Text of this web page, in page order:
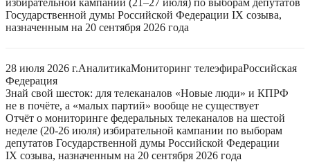
избирательной кампании (21–27 июля) по выборам депутатов
Государственной думы Российской Федерации IX созыва,
назначенным на 20 сентября 2026 года
28 июля 2026 г.АналитикаМониторинг телеэфираРоссийская
Федерация
Знай свой шесток: для телеканалов «Новые люди» и КПРФ
не в почёте, а «малых партий» вообще не существует
Отчёт о мониторинге федеральных телеканалов на шестой
неделе (20-26 июля) избирательной кампании по выборам
депутатов Государственной думы Российской Федерации
IX созыва, назначенным на 20 сентября 2026 года